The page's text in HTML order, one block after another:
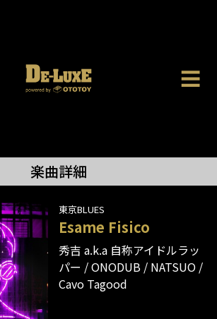
楽曲詳細
東京BLUES
Esame Fisico
秀吉 a.k.a 自称アイドルラッ
パー
ONODUB
NATSUO
Cavo Tagood